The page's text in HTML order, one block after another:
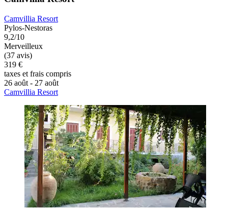
Camvillia Resort
Pylos-Nestoras
9,2/10
Merveilleux
(37 avis)
319 €
taxes et frais compris
26 août - 27 août
Camvillia Resort